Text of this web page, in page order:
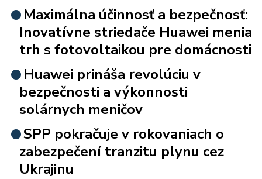
Maximálna účinnosť a bezpečnosť:
Inovatívne striedače Huawei menia
trh s fotovoltaikou pre domácnosti
Huawei prináša revolúciu v
bezpečnosti a výkonnosti
solárnych meničov
SPP pokračuje v rokovaniach o
zabezpečení tranzitu plynu cez
Ukrajinu